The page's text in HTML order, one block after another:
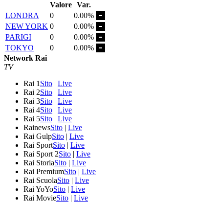
Valore Var.
LONDRA
0
0.00%
NEW YORK 0
0.00%
PARIGI
0
0.00%
TOKYO
0
0.00%
Network Rai
TV
Rai 1 Sito | Live
Rai 2Sito | Live
Rai 3Sito | Live
Rai 4Sito | Live
Rai 5Sito | Live
RainewsSito | Live
Rai GulpSito | Live
Rai SportSito | Live
Rai Sport 2Sito | Live
Rai StoriaSito | Live
Rai PremiumSito | Live
Rai ScuolaSito | Live
Rai YoYoSito | Live
Rai MovieSito | Live